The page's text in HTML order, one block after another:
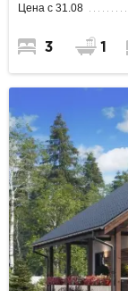
Цена с 31.08
3 1